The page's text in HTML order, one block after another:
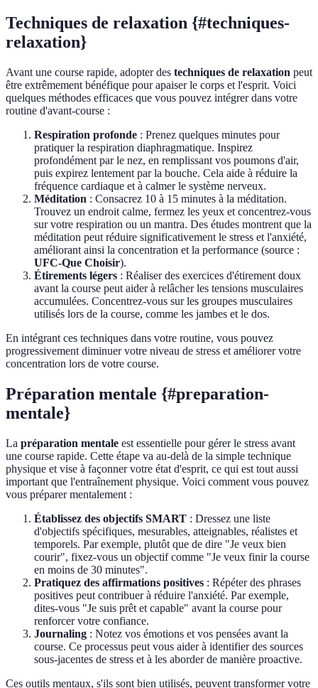
Techniques de relaxation {#techniques-
relaxation}
Avant une course rapide, adopter des techniques de relaxation peut
être extrêmement bénéfique pour apaiser le corps et l'esprit. Voici
quelques méthodes efficaces que vous pouvez intégrer dans votre
routine d'avant-course :
Respiration profonde : Prenez quelques minutes pour
pratiquer la respiration diaphragmatique. Inspirez
profondément par le nez, en remplissant vos poumons d'air,
puis expirez lentement par la bouche. Cela aide à réduire la
fréquence cardiaque et à calmer le système nerveux.
Méditation : Consacrez 10 à 15 minutes à la méditation.
Trouvez un endroit calme, fermez les yeux et concentrez-vous
sur votre respiration ou un mantra. Des études montrent que la
méditation peut réduire significativement le stress et l'anxiété,
améliorant ainsi la concentration et la performance (source :
UFC-Que Choisir).
Étirements légers : Réaliser des exercices d'étirement doux
avant la course peut aider à relâcher les tensions musculaires
accumulées. Concentrez-vous sur les groupes musculaires
utilisés lors de la course, comme les jambes et le dos.
En intégrant ces techniques dans votre routine, vous pouvez
progressivement diminuer votre niveau de stress et améliorer votre
concentration lors de votre course.
Préparation mentale {#preparation-
mentale}
La préparation mentale est essentielle pour gérer le stress avant
une course rapide. Cette étape va au-delà de la simple technique
physique et vise à façonner votre état d'esprit, ce qui est tout aussi
important que l'entraînement physique. Voici comment vous pouvez
vous préparer mentalement :
Établissez des objectifs SMART : Dressez une liste
d'objectifs spécifiques, mesurables, atteignables, réalistes et
temporels. Par exemple, plutôt que de dire "Je veux bien
courir", fixez-vous un objectif comme "Je veux finir la course
en moins de 30 minutes".
Pratiquez des affirmations positives : Répéter des phrases
positives peut contribuer à réduire l'anxiété. Par exemple,
dites-vous "Je suis prêt et capable" avant la course pour
renforcer votre confiance.
Journaling : Notez vos émotions et vos pensées avant la
course. Ce processus peut vous aider à identifier des sources
sous-jacentes de stress et à les aborder de manière proactive.
Ces outils mentaux, s'ils sont bien utilisés, peuvent transformer votre